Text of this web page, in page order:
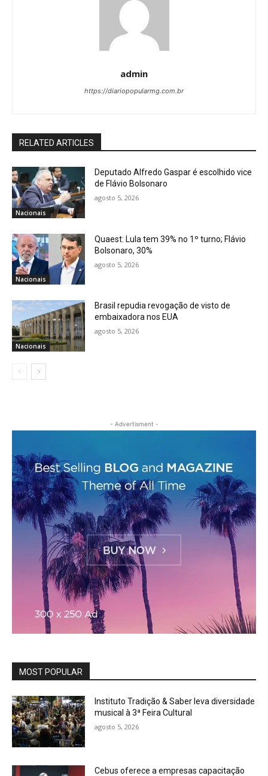
admin
https://diariopopularmg.com.br
RELATED ARTICLES
Nacionais
Deputado Alfredo Gaspar é escolhido vice
de Flávio Bolsonaro
agosto 5, 2026
Nacionais
Quaest: Lula tem 39% no 1º turno; Flávio
Bolsonaro, 30%
agosto 5, 2026
Nacionais
Brasil repudia revogação de visto de
embaixadora nos EUA
agosto 5, 2026
- Advertisment -
MOST POPULAR
Instituto Tradição & Saber leva diversidade
musical à 3ª Feira Cultural
agosto 5, 2026
Cebus oferece a empresas capacitação